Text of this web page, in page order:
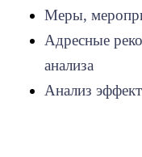
Меры,
Адресные
анализа
Анализ